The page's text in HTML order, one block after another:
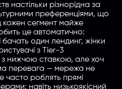
настільки різнорідна за
преференціями, що
кожен сегмент майже
це автоматично:
бачать один лендинг, жінки
з Tier-3
нижчою ставкою, але хоч
перевага — мережа не
часто роблять прямі
навіть низькоякісний